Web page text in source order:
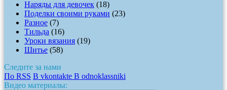
Наряды для девочек (18)
Поделки своими руками (23)
Разное (7)
Тильда (16)
Уроки вязания (19)
Шитье (58)
Следите за нами
По RSS В vkontakte В odnoklassniki
Видео материалы: